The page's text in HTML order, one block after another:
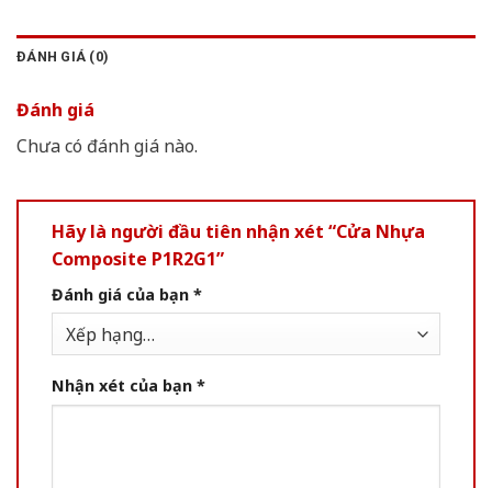
ĐÁNH GIÁ (0)
Đánh giá
Chưa có đánh giá nào.
Hãy là người đầu tiên nhận xét “Cửa Nhựa
Composite P1R2G1”
Đánh giá của bạn *
Nhận xét của bạn *